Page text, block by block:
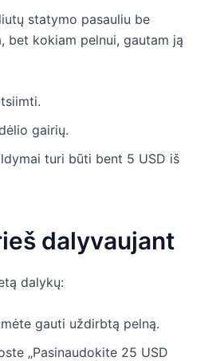
statymo pasauliu be
bet kokiam pelnui, gautam ją
gairių.
turi būti bent 5 USD iš
dalyvaujant
dalykų:
gauti uždirbtą pelną.
„Pasinaudokite 25 USD